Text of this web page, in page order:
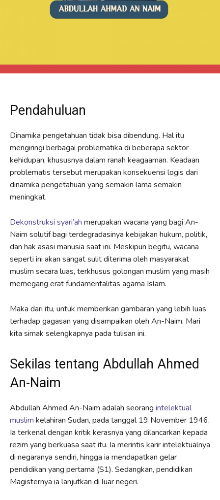
Pendahuluan
Dinamika pengetahuan tidak bisa dibendung. Hal itu
mengiringi berbagai problematika di beberapa sektor
kehidupan, khususnya dalam ranah keagaaman. Keadaan
problematis tersebut merupakan konsekuensi logis dari
dinamika pengetahuan yang semakin lama semakin
meningkat.
Dekonstruksi syari’ah merupakan wacana yang bagi An-
Naim solutif bagi terdegradasinya kebijakan hukum, politik,
dan hak asasi manusia saat ini. Meskipun begitu, wacana
seperti ini akan sangat sulit diterima oleh masyarakat
muslim secara luas, terkhusus golongan muslim yang masih
memegang erat fundamentalitas agama Islam.
Maka dari itu, untuk memberikan gambaran yang lebih luas
terhadap gagasan yang disampaikan oleh An-Naim. Mari
kita simak selengkapnya pada tulisan ini.
Sekilas tentang Abdullah Ahmed
An-Naim
Abdullah Ahmed An-Naim adalah seorang intelektual
muslim kelahiran Sudan, pada tanggal 19 November 1946.
Ia terkenal dengan kritik kerasnya yang dilancarkan kepada
rezim yang berkuasa saat itu. Ia merintis karir intelektualnya
di negaranya sendiri, hingga ia mendapatkan gelar
pendidikan yang pertama (S1). Sedangkan, pendidikan
Magisternya ia lanjutkan di luar negeri.